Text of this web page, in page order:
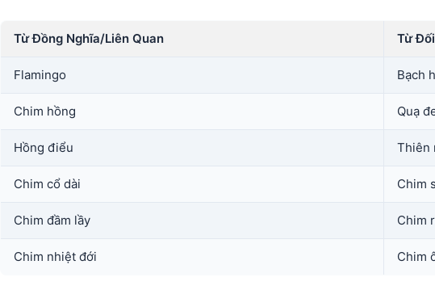
Từ Đồng Nghĩa/Liên Quan Từ
Flamingo Bạch
Chim hồng Quạ
Hồng điểu Thiên
Chim cổ dài Chim
Chim đầm lầy Chim
Chim nhiệt đới Chim